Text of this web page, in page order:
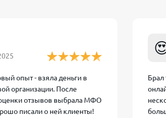
– пошаговая
деньги».
сведения.
опыт - взяла деньги в
организации. После
отзывов выбрала МФО
писали о ней клиенты!
Брал